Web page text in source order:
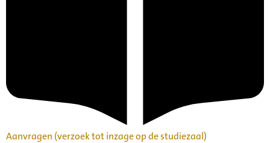
Aanvragen (verzoek tot inzage op de studiezaal)